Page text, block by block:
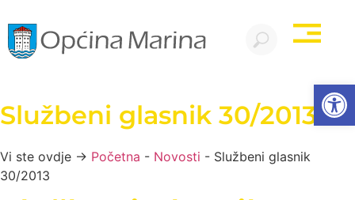
Službeni glasnik 30/2013
Vi ste ovdje → Početna - Novosti - Službeni glasnik
30/2013